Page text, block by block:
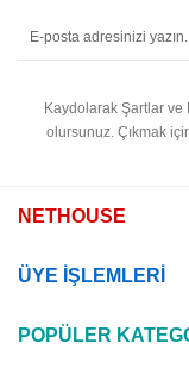
Kaydolarak Şartlar ve
olursunuz. Çıkmak
NETHOUSE
ÜYE İŞLEMLERİ
POPÜLER